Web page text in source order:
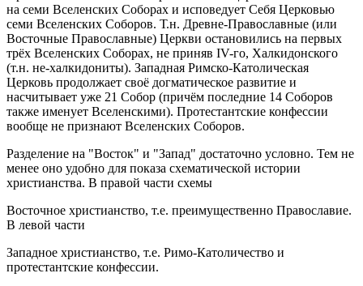
на семи Вселенских Соборах и исповедует Себя Церковью
семи Вселенских Соборов. Т.н. Древне-Православные (или
Восточные Православные) Церкви остановились на первых
трёх Вселенских Соборах, не приняв IV-го, Халкидонского
(т.н. не-халкидониты). Западная Римско-Католическая
Церковь продолжает своё догматическое развитие и
насчитывает уже 21 Собор (причём последние 14 Соборов
также именует Вселенскими). Протестантские конфессии
вообще не признают Вселенских Соборов.
Разделение на "Восток" и "Запад" достаточно условно. Тем не
менее оно удобно для показа схематической истории
христианства. В правой части схемы
Восточное христианство, т.е. преимущественно Православие.
В левой части
Западное христианство, т.е. Римо-Католичество и
протестантские конфессии.